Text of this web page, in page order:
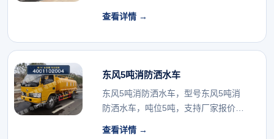
查看详情 →
东风5吨消防洒水车
东风5吨消防洒水车，型号东风5吨消
防洒水车，吨位5吨，支持厂家报价与
查看详情 →